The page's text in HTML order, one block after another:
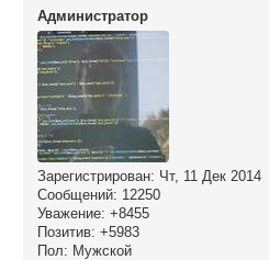
Администратор
Зарегистрирован: Чт, 11 Дек 2014
Сообщений: 12250
Уважение: +8455
Позитив: +5983
Пол: Мужской